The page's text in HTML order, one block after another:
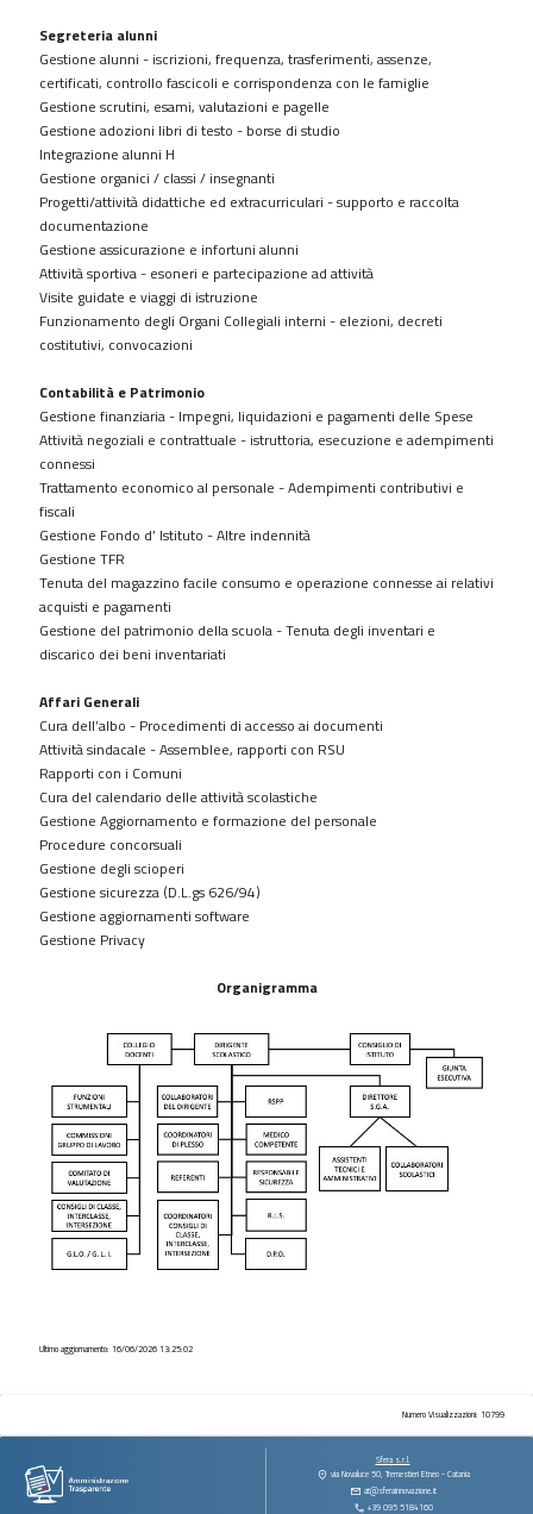
rilievi
sull'amministrazione
Servizi
erogati
Pagamenti
dell'amministrazione
Opere
pubbliche
Pianificazione
e
governo
del
Informazioni
ambientali
Strutture
sanitarie
private
accreditate
Interventi
straordinari
e
di
Altri
contenuti
Segreteria alunni
Gestione alunni - iscrizioni, frequenza, trasferimenti, assenze,
certificati, controllo fascicoli e corrispondenza con le famiglie
Gestione scrutini, esami, valutazioni e pagelle
Gestione adozioni libri di testo - borse di studio
Integrazione alunni H
Gestione organici / classi / insegnanti
Progetti/attività didattiche ed extracurriculari - supporto e raccolta
documentazione
Gestione assicurazione e infortuni alunni
Attività sportiva - esoneri e partecipazione ad attività
Visite guidate e viaggi di istruzione
Funzionamento degli Organi Collegiali interni - elezioni, decreti
costitutivi, convocazioni
Contabilità e Patrimonio
Gestione finanziaria - Impegni, liquidazioni e pagamenti delle Spese
Attività negoziali e contrattuale - istruttoria, esecuzione e adempimenti
connessi
Trattamento economico al personale - Adempimenti contributivi e
fiscali
Gestione Fondo d’ Istituto - Altre indennità
Gestione TFR
Tenuta del magazzino facile consumo e operazione connesse ai relativi
acquisti e pagamenti
Gestione del patrimonio della scuola - Tenuta degli inventari e
discarico dei beni inventariati
Affari Generali
Cura dell’albo - Procedimenti di accesso ai documenti
Attività sindacale - Assemblee, rapporti con RSU
Rapporti con i Comuni
Cura del calendario delle attività scolastiche
Gestione Aggiornamento e formazione del personale
Procedure concorsuali
Gestione degli scioperi
Gestione sicurezza (D.L.gs 626/94)
Gestione aggiornamenti software
Gestione Privacy
Organigramma
Ultimo aggiornamento: 16/06/2026 13:25:02
Numero Visualizzazioni: 10799
Sfera s.r.l.
via Novaluce 50, Tremestieri Etneo - Catania
at@sferainnovazione.it
+39 095 5184160